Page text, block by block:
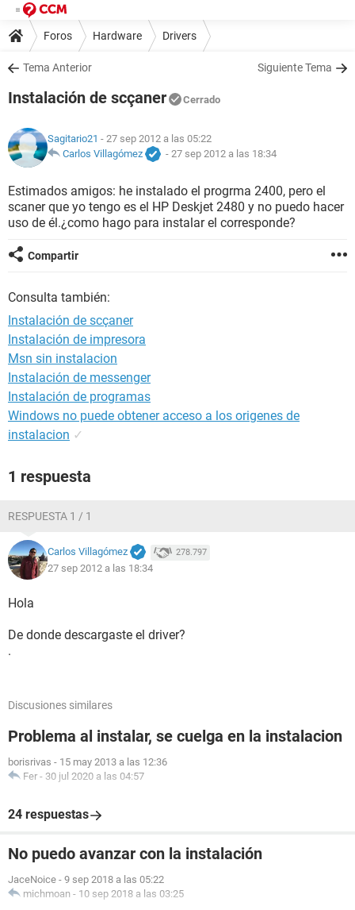
Foros Hardware Drivers
Tema Anterior Siguiente Tema
Instalación de scçaner Cerrado
Sagitario21 - 27 sep 2012 a las 05:22
Carlos Villagómez
- 27 sep 2012 a las 18:34
Estimados amigos: he instalado el progrma 2400, pero el
scaner que yo tengo es el HP Deskjet 2480 y no puedo hacer
uso de él.¿como hago para instalar el corresponde?
Compartir
Consulta también:
Instalación de scçaner
Instalación de impresora
Msn sin instalacion
Instalación de messenger
Instalación de programas
Windows no puede obtener acceso a los origenes de
instalacion ✓
1 respuesta
RESPUESTA 1 / 1
Carlos Villagómez 278.797
27 sep 2012 a las 18:34
Hola
De donde descargaste el driver?
.
Discusiones similares
Problema al instalar, se cuelga en la instalacion
borisrivas - 15 may 2013 a las 12:36
Fer - 30 jul 2020 a las 04:57
24 respuestas
No puedo avanzar con la instalación
JaceNoice - 9 sep 2018 a las 05:22
michmoan - 10 sep 2018 a las 03:25